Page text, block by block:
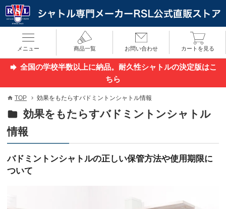
メニュー 商品一覧 お問い合わせ カートを見る
全国の学校半数以上に納品。耐久性シャトルの決定版はこ
ちら
TOP 効果をもたらすバドミントンシャトル情報
効果をもたらすバドミントンシャトル
情報
バドミントンシャトルの正しい保管方法や使用期限に
ついて